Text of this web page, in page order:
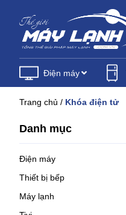
Điện máy
Trang chủ / Khóa điện tử
Danh mục
Điện máy
Thiết bị bếp
Máy lạnh